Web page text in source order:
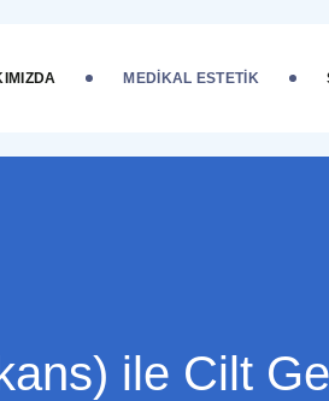
MEDIKAL ESTETIK
ile Cilt